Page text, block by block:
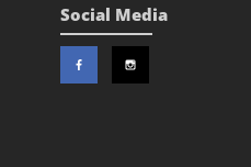
Social Media